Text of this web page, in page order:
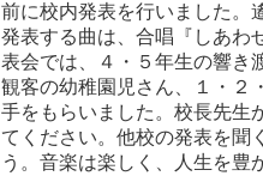
前に校内発表を行いました。
発表する曲は、合唱『しあわ
表会では、４・５年生の響き
観客の幼稚園児さん、１・２
手をもらいました。校長先生
てください。他校の発表を聞
う。音楽は楽しく、人生を豊